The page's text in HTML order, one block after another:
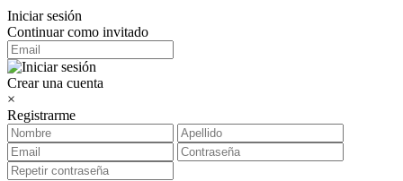
Iniciar sesión
Continuar como invitado
Crear una cuenta
×
Registrarme